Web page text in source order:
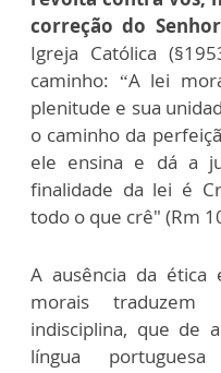
correção do Senhor
Igreja Católica
caminho: “A lei
plenitude e sua
o caminho da
ele ensina e dá a
finalidade da lei é
todo o que crê" (Rm
A ausência da ética
morais
indisciplina, que de
língua